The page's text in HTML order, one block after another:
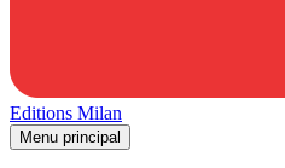
Editions Milan
Menu principal